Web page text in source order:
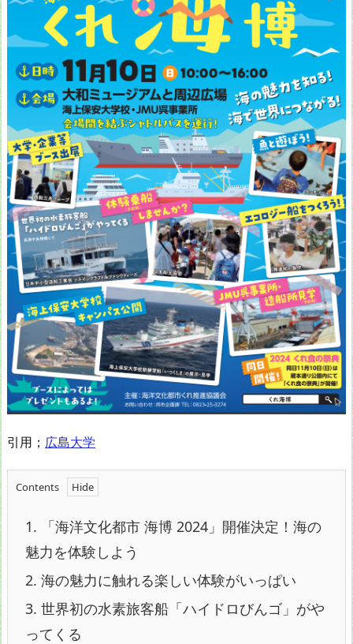
引用； 広島大学
Contents
1. 「海洋文化都市 海博 2024」開催決定！海の
魅力を体験しよう
2. 海の魅力に触れる楽しい体験がいっぱい
3. 世界初の水素旅客船「ハイドロびんゴ」がや
ってくる